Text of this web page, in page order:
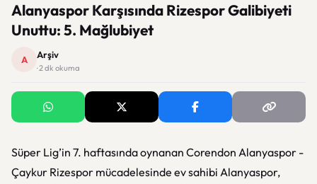
Alanyaspor Karşısında Rizespor Galibiyeti
Unuttu: 5. Mağlubiyet
A Arşiv
· 2 dk okuma
Süper Lig’in 7. haftasında oynanan Corendon Alanyaspor -
Çaykur Rizespor mücadelesinde ev sahibi Alanyaspor,